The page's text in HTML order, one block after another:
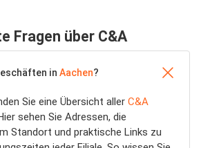
Fragen über C&A
in Aachen?
Sie eine Übersicht aller C&A
sehen Sie Adressen, die
Standort und praktische Links zu